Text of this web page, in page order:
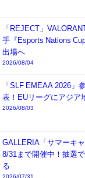
「REJECT」
手『Esports Nations
出場へ
2026/08/04
「SLF EMEAA 2026」
表！EUリーグにアジア
2026/08/03
GALLERIA「サマーキャ
8/31まで開催中！抽選
る
2026/07/31